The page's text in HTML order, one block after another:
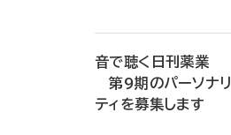
音で聴く日刊薬業
第9期のパーソナリ
ティを募集します